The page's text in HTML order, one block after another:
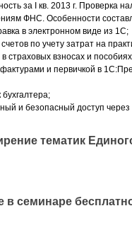
за I кв. 2013 г. Проверка
ФНС. Особенности
в электронном виде из 1С;
по учету затрат на
взносах и
и первичкой в
и безопасный доступ
тематик
в семинаре